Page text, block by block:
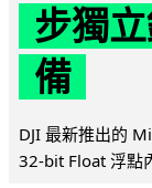
步獨
備
DJI 最新推出的
32-bit Float 浮點